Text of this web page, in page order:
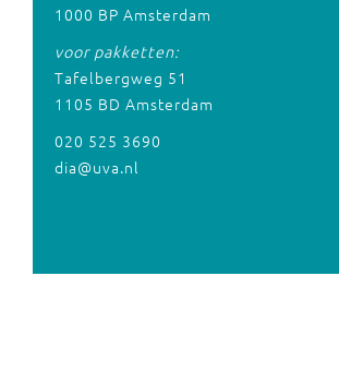
1000 BP Amsterdam
voor pakketten:
Tafelbergweg 51
1105 BD Amsterdam
020 525 3690
dia@uva.nl